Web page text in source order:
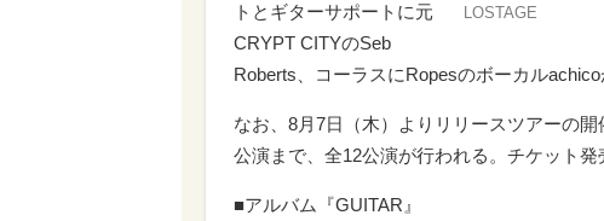
LOSTAGE
トとギターサポートに元
CRYPT CITYのSeb
Roberts、コーラスにRopesのボーカルachico
なお、8月7日（木）よりリリースツアーの
公演まで、全12公演が行われる。チケット
■アルバム『GUITAR』